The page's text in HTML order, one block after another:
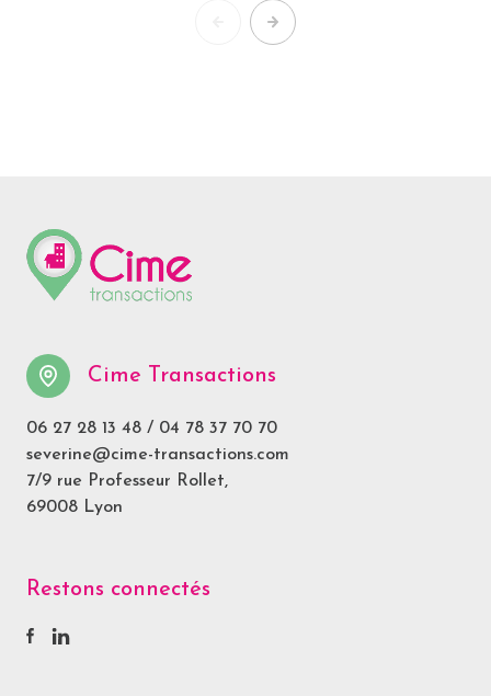
Cime Transactions
06 27 28 13 48 / 04 78 37 70 70
severine@cime-transactions.com
7/9 rue Professeur Rollet,
69008 Lyon
Restons connectés